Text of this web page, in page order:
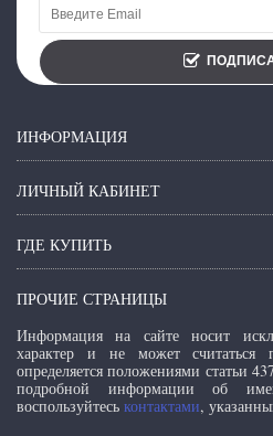
ИНФОРМАЦИЯ
ЛИЧНЫЙ КАБИНЕТ
ГДЕ КУПИТЬ
ПРОЧИЕ СТРАНИЦЫ
Информация на сайте носит
характер и не может считаться
определяется положениями статьи
подробной информации об
воспользуйтесь контактами,